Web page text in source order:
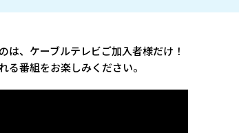
は、ケーブルテレビご加入者様だけ！
る番組をお楽しみください。